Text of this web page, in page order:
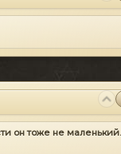
он тоже не маленький.